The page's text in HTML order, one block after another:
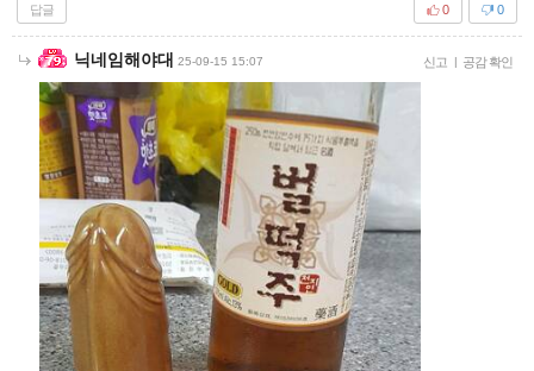
답글 0
0
닉네임해야대 25-09-15 15:07 신고 | 공감 확인